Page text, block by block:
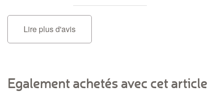
Lire plus d'avis
Egalement achetés avec cet article